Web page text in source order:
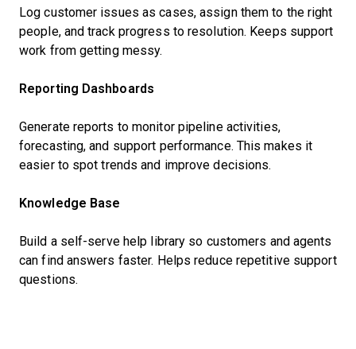
Log customer issues as cases, assign them to the right
people, and track progress to resolution. Keeps support
work from getting messy.
Reporting Dashboards
Generate reports to monitor pipeline activities,
forecasting, and support performance. This makes it
easier to spot trends and improve decisions.
Knowledge Base
Build a self-serve help library so customers and agents
can find answers faster. Helps reduce repetitive support
questions.